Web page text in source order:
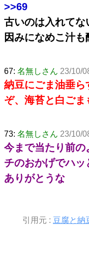
>>69
古いのは入れてな
因みになめこ汁
67: 名無しさん 23/10/
納豆にごま油垂
ぞ、海苔と白ご
73: 名無しさん 23/10/
今まで当たり前の
チのおかげでハッ
ありがとうな
引用元 : 豆腐と納